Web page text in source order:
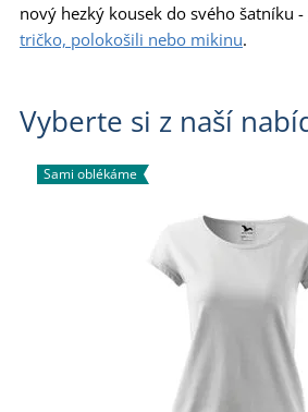
nový hezký kousek do svého šatníku -
tričko, polokošili nebo mikinu.
Vyberte si z naší
Sami oblékáme